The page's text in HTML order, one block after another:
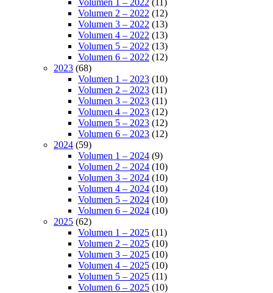
Volumen 1 – 2022 (11)
Volumen 2 – 2022 (12)
Volumen 3 – 2022 (13)
Volumen 4 – 2022 (13)
Volumen 5 – 2022 (13)
Volumen 6 – 2022 (12)
2023 (68)
Volumen 1 – 2023 (10)
Volumen 2 – 2023 (11)
Volumen 3 – 2023 (11)
Volumen 4 – 2023 (12)
Volumen 5 – 2023 (12)
Volumen 6 – 2023 (12)
2024 (59)
Volumen 1 – 2024 (9)
Volumen 2 – 2024 (10)
Volumen 3 – 2024 (10)
Volumen 4 – 2024 (10)
Volumen 5 – 2024 (10)
Volumen 6 – 2024 (10)
2025 (62)
Volumen 1 – 2025 (11)
Volumen 2 – 2025 (10)
Volumen 3 – 2025 (10)
Volumen 4 – 2025 (10)
Volumen 5 – 2025 (11)
Volumen 6 – 2025 (10)